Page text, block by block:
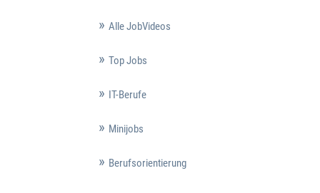
Alle JobVideos
Top Jobs
IT-Berufe
Minijobs
Berufsorientierung